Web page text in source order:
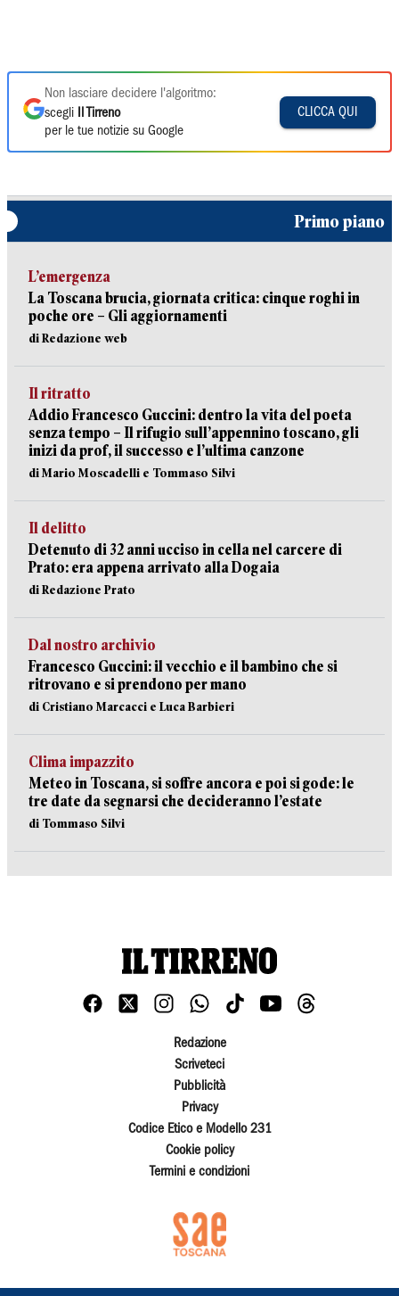
Non lasciare decidere l'algoritmo:
scegli
Il Tirreno
per le tue notizie su Google
CLICCA QUI
Primo piano
L’emergenza
La Toscana brucia, giornata critica: cinque roghi in
poche ore – Gli aggiornamenti
di Redazione web
Il ritratto
Addio Francesco Guccini: dentro la vita del poeta
senza tempo – Il rifugio sull’appennino toscano, gli
inizi da prof, il successo e l’ultima canzone
di Mario Moscadelli e Tommaso Silvi
Il delitto
Detenuto di 32 anni ucciso in cella nel carcere di
Prato: era appena arrivato alla Dogaia
di Redazione Prato
Dal nostro archivio
Francesco Guccini: il vecchio e il bambino che si
ritrovano e si prendono per mano
di Cristiano Marcacci e Luca Barbieri
Clima impazzito
Meteo in Toscana, si soffre ancora e poi si gode: le
tre date da segnarsi che decideranno l’estate
di Tommaso Silvi
Redazione
Scriveteci
Pubblicità
Privacy
Codice Etico e Modello 231
Cookie policy
Termini e condizioni